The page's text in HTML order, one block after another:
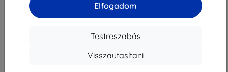
Elfogadom
Testreszabás
Visszautasítani